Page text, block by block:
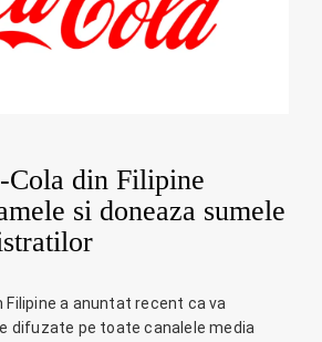
Cola din Filipine
si doneaza sumele
Filipine a anuntat recent ca va
difuzate pe toate canalele media